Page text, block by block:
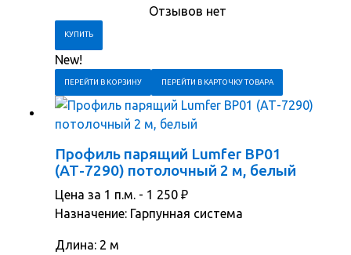
Отзывов нет
New!
ПЕРЕЙТИ В КОРЗИНУ ПЕРЕЙТИ В КАРТОЧКУ ТОВАРА
Профиль парящий Lumfer BP01
(АТ-7290) потолочный 2 м, белый
Цена за 1 п.м. - 1 250 ₽
Назначение: Гарпунная система
Длина: 2 м